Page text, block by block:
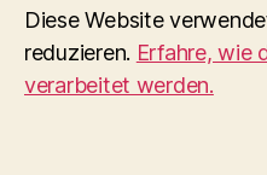
Diese Website
reduzieren. Erfahre, wie
verarbeitet werden.